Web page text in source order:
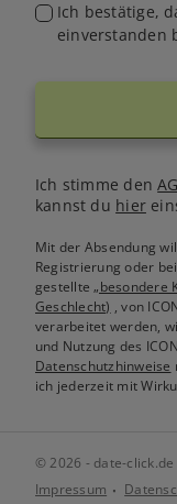
Ich bestätige,
einverstanden
Ich stimme den
kannst du hier
Mit der Absendung
Registrierung oder
gestellte„besondere
Geschlecht) , von
verarbeitet werden,
und Nutzung des
Datenschutzhinweise
ich jederzeit mit
© 2026 - date-click.de
Impressum